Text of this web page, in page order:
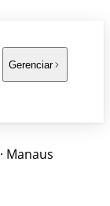
Gerenciar
· Manaus